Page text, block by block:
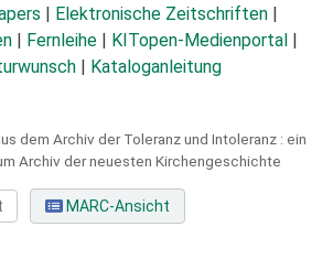
Elektronische Zeitschriften
Fernleihe KITopen-Medienportal
Kataloganleitung
dem Archiv der Toleranz und Intoleranz : ein
Archiv der neuesten Kirchengeschichte
MARC-Ansicht